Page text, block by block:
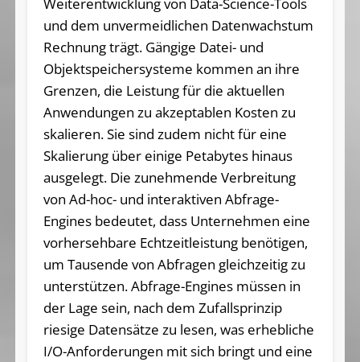
Weiterentwicklung von Data-Science-Tools
und dem unvermeidlichen Datenwachstum
Rechnung trägt. Gängige Datei- und
Objektspeichersysteme kommen an ihre
Grenzen, die Leistung für die aktuellen
Anwendungen zu akzeptablen Kosten zu
skalieren. Sie sind zudem nicht für eine
Skalierung über einige Petabytes hinaus
ausgelegt. Die zunehmende Verbreitung
von Ad-hoc- und interaktiven Abfrage-
Engines bedeutet, dass Unternehmen eine
vorhersehbare Echtzeitleistung benötigen,
um Tausende von Abfragen gleichzeitig zu
unterstützen. Abfrage-Engines müssen in
der Lage sein, nach dem Zufallsprinzip
riesige Datensätze zu lesen, was erhebliche
I/O-Anforderungen mit sich bringt und eine